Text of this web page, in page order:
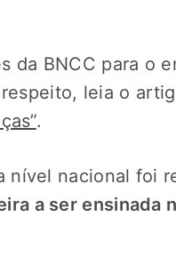
da BNCC para o
leia o
.
nível nacional foi
a ser ensinada